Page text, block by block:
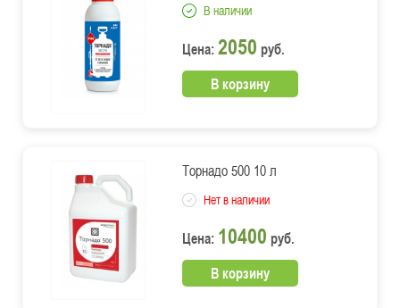
В наличии
Цена: 2050 руб.
В корзину
Торнадо 500 10 л
Нет в наличии
Цена: 10400 руб.
В корзину